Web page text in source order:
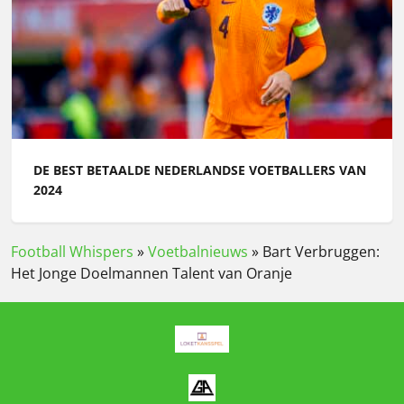
DE BEST BETAALDE NEDERLANDSE VOETBALLERS VAN
2024
Football Whispers »Voetbalnieuws » Bart Verbruggen:
Het Jonge Doelmannen Talent van Oranje